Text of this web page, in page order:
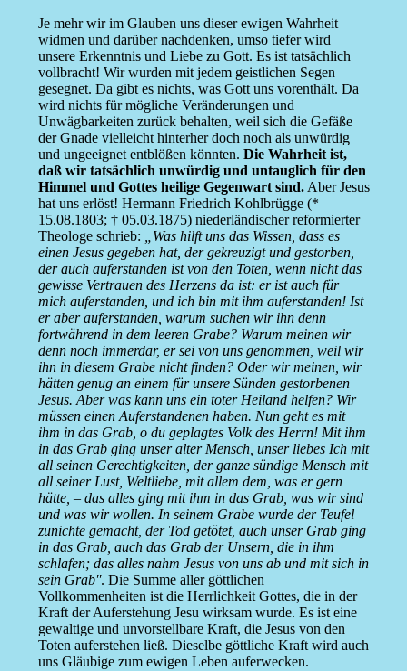
Je mehr wir im Glauben uns dieser ewigen Wahrheit
widmen und darüber nachdenken, umso tiefer wird
unsere Erkenntnis und Liebe zu Gott. Es ist tatsächlich
vollbracht! Wir wurden mit jedem geistlichen Segen
gesegnet. Da gibt es nichts, was Gott uns vorenthält. Da
wird nichts für mögliche Veränderungen und
Unwägbarkeiten zurück behalten, weil sich die Gefäße
der Gnade vielleicht hinterher doch noch als unwürdig
und ungeeignet entblößen könnten. Die Wahrheit ist,
daß wir tatsächlich unwürdig und untauglich für den
Himmel und Gottes heilige Gegenwart sind.Aber Jesus
hat uns erlöst! Hermann Friedrich Kohlbrügge (*
15.08.1803; † 05.03.1875) niederländischer reformierter
Theologe schrieb:
„Was hilft uns das Wissen, dass es
einen Jesus gegeben hat, der gekreuzigt und gestorben,
der auch auferstanden ist von den Toten, wenn nicht das
gewisse Vertrauen des Herzens da ist: er ist auch für
mich auferstanden, und ich bin mit ihm auferstanden! Ist
er aber auferstanden, warum suchen wir ihn denn
fortwährend in dem leeren Grabe? Warum meinen wir
denn noch immerdar, er sei von uns genommen, weil wir
ihn in diesem Grabe nicht finden? Oder wir meinen, wir
hätten genug an einem für unsere Sünden gestorbenen
Jesus. Aber was kann uns ein toter Heiland helfen? Wir
müssen einen Auferstandenen haben. Nun geht es mit
ihm in das Grab, o du geplagtes Volk des Herrn! Mit ihm
in das Grab ging unser alter Mensch, unser liebes Ich mit
all seinen Gerechtigkeiten, der ganze sündige Mensch mit
all seiner Lust, Weltliebe, mit allem dem, was er gern
hätte, – das alles ging mit ihm in das Grab, was wir sind
und was wir wollen. In seinem Grabe wurde der Teufel
zunichte gemacht, der Tod getötet, auch unser Grab ging
in das Grab, auch das Grab der Unsern, die in ihm
schlafen; das alles nahm Jesus von uns ab und mit sich in
sein Grab''. Die Summe aller göttlichen
Vollkommenheiten ist die Herrlichkeit Gottes, die in der
Kraft der Auferstehung Jesu wirksam wurde. Es ist eine
gewaltige und unvorstellbare Kraft, die Jesus von den
Toten auferstehen ließ. Dieselbe göttliche Kraft wird auch
uns Gläubige zum ewigen Leben auferwecken.